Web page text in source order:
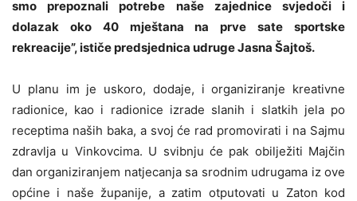
smo prepoznali potrebe naše zajednice svjedoči i
dolazak oko 40 mještana na prve sate sportske
rekreacije”, ističe predsjednica udruge Jasna Šajtoš.
U planu im je uskoro, dodaje, i organiziranje kreativne
radionice, kao i radionice izrade slanih i slatkih jela po
receptima naših baka, a svoj će rad promovirati i na Sajmu
zdravlja u Vinkovcima. U svibnju će pak obilježiti Majčin
dan organiziranjem natjecanja sa srodnim udrugama iz ove
općine i naše županije, a zatim otputovati u Zaton kod